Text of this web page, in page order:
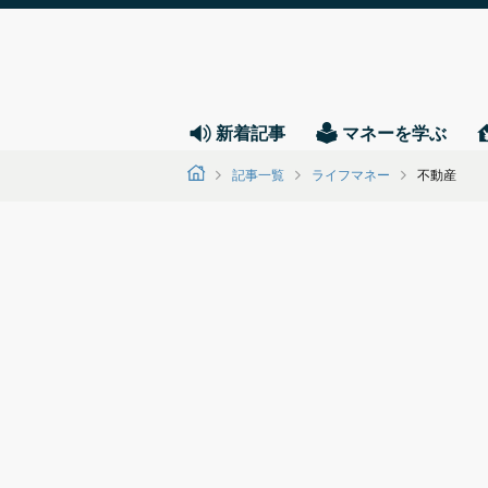
新着記事 マネーを学ぶ
記事一覧 ライフマネー 不動産